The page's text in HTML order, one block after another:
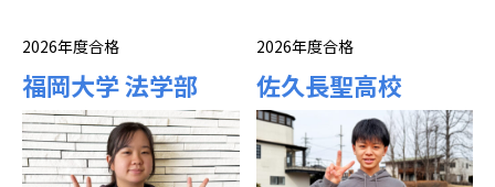
2026年度合格
福岡大学 法学部
2026年度合格
佐久長聖高校